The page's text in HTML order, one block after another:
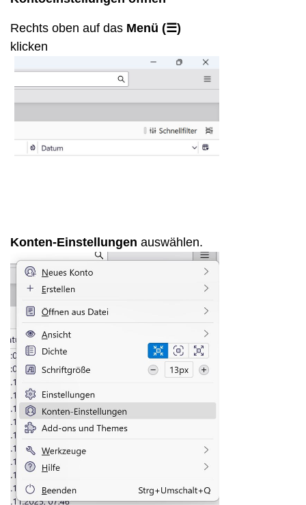
Rechts oben auf das Menü (☰)
klicken
Konten-Einstellungen auswählen.